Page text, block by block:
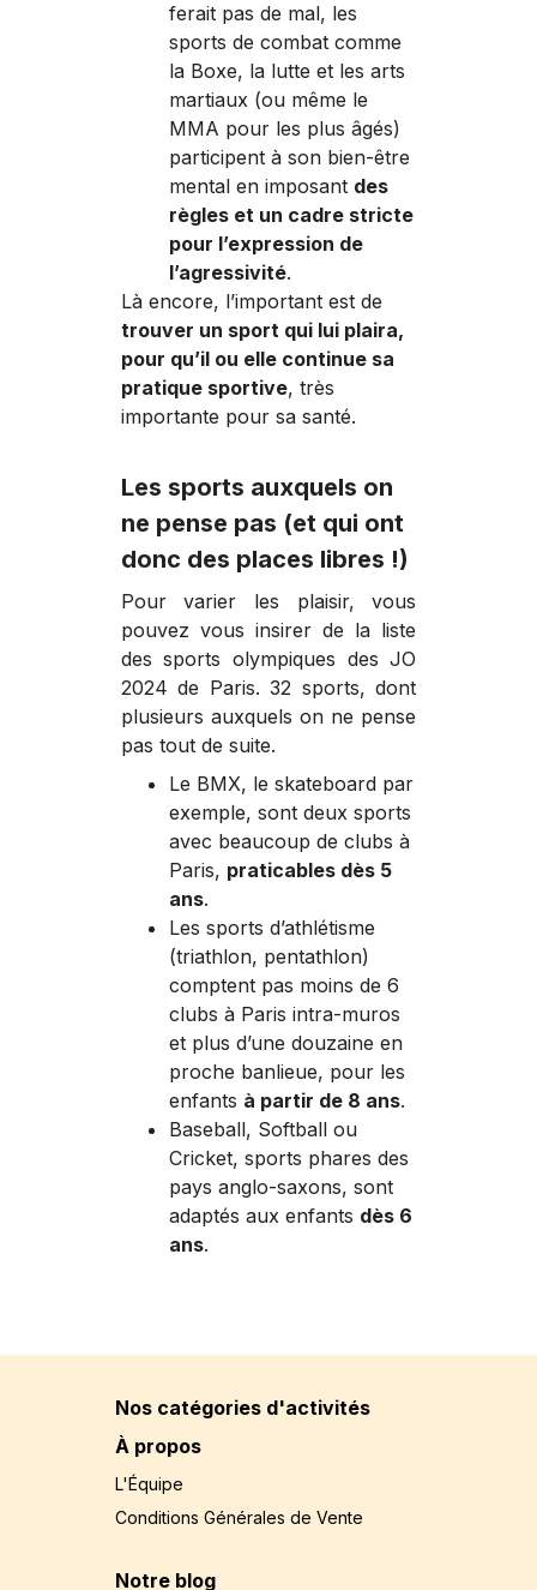
ferait pas de mal, les
sports de combat comme
la Boxe, la lutte et les arts
martiaux (ou même le
MMA pour les plus âgés)
participent à son bien-être
mental en imposant des
règles et un cadre stricte
pour l’expression de
l’agressivité.
Là encore, l’important est de
trouver un sport qui lui plaira,
pour qu’il ou elle continue sa
pratique sportive, très
importante pour sa santé.
Les sports auxquels on
ne pense pas (et qui ont
donc des places libres !)
Pour varier les plaisir, vous
pouvez vous insirer de la liste
des sports olympiques des JO
2024 de Paris. 32 sports, dont
plusieurs auxquels on ne pense
pas tout de suite.
Le BMX, le skateboard par
exemple, sont deux sports
avec beaucoup de clubs à
Paris, praticables dès 5
ans.
Les sports d’athlétisme
(triathlon, pentathlon)
comptent pas moins de 6
clubs à Paris intra-muros
et plus d’une douzaine en
proche banlieue, pour les
enfants à partir de 8 ans.
Baseball, Softball ou
Cricket, sports phares des
pays anglo-saxons, sont
adaptés aux enfants dès 6
ans.
Nos catégories d'activités
À propos
L'Équipe
Conditions Générales de Vente
Notre blog